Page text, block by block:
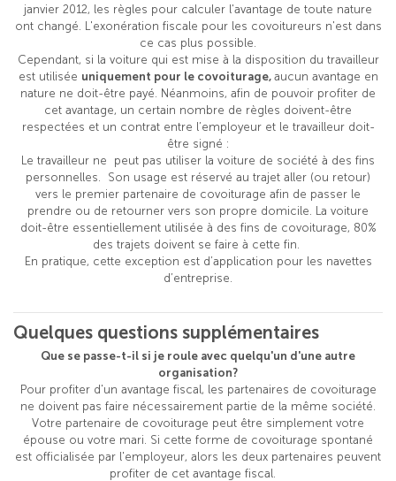
janvier 2012, les règles pour calculer l'avantage de toute nature
ont changé. L'exonération fiscale pour les covoitureurs n'est dans
ce cas plus possible.
Cependant, si la voiture qui est mise à la disposition du travailleur
est utilisée uniquement pour le covoiturage, aucun avantage en
nature ne doit-être payé. Néanmoins, afin de pouvoir profiter de
cet avantage, un certain nombre de règles doivent-être
respectées et un contrat entre l’employeur et le travailleur doit-
être signé :
Le travailleur ne peut pas utiliser la voiture de société à des fins
personnelles. Son usage est réservé au trajet aller (ou retour)
vers le premier partenaire de covoiturage afin de passer le
prendre ou de retourner vers son propre domicile. La voiture
doit-être essentiellement utilisée à des fins de covoiturage, 80%
des trajets doivent se faire à cette fin.
En pratique, cette exception est d’application pour les navettes
d’entreprise.
Quelques questions supplémentaires
Que se passe-t-il si je roule avec quelqu'un d'une autre
organisation?
Pour profiter d'un avantage fiscal, les partenaires de covoiturage
ne doivent pas faire nécessairement partie de la même société.
Votre partenaire de covoiturage peut être simplement votre
épouse ou votre mari. Si cette forme de covoiturage spontané
est officialisée par l'employeur, alors les deux partenaires peuvent
profiter de cet avantage fiscal.